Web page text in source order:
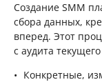
Создание SMM
сбора данных,
вперед. Этот
с аудита
Конкретные,